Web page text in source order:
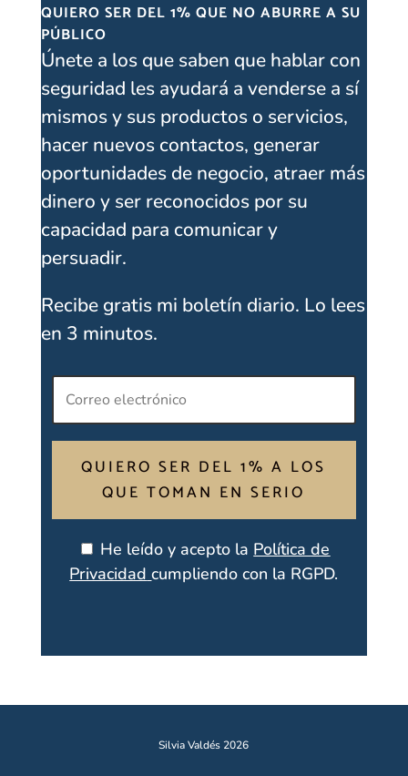
QUIERO SER DEL 1% QUE NO ABURRE A SU
PÚBLICO
Únete a los que saben que hablar con
seguridad les ayudará a venderse a sí
mismos y sus productos o servicios,
hacer nuevos contactos, generar
oportunidades de negocio, atraer más
dinero y ser reconocidos por su
capacidad para comunicar y
persuadir.
Recibe gratis mi boletín diario. Lo lees
en 3 minutos.
QUIERO SER DEL 1% A LOS
QUE TOMAN EN SERIO
He leído y acepto la Política de
Privacidad cumpliendo con la RGPD.
Silvia Valdés 2026